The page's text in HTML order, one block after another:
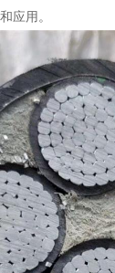
应用。